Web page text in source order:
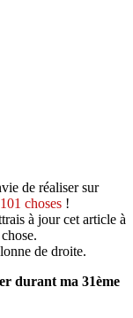
de réaliser sur
101 choses !
à jour cet article à
de droite.
durant ma 31ème